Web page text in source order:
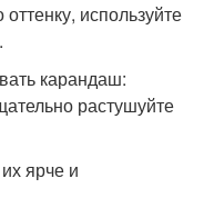
используйте
карандаш:
растушуйте
ярче и